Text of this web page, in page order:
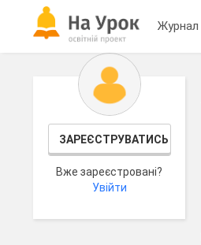
Журнал
ЗАРЕЄСТРУВАТИСЬ
Вже зареєстровані?
Увійти